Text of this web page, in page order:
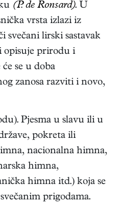
(P. de Ronsard). U
vrsta izlazi iz
svečani lirski sastavak
opisuje prirodu i
se u doba
zanosa razviti i novo,
Pjesma u slavu ili u
pokreta ili
nacionalna himna,
himna,
himna itd.) koja se
prigodama.